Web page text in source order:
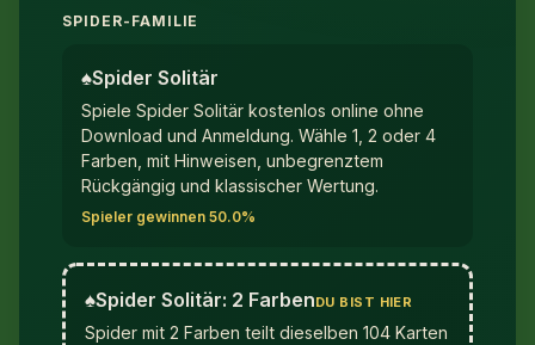
SPIDER-FAMILIE
♠︎Spider Solitär
Spiele Spider Solitär kostenlos online ohne
Download und Anmeldung. Wähle 1, 2 oder 4
Farben, mit Hinweisen, unbegrenztem
Rückgängig und klassischer Wertung.
Spieler gewinnen 50.0%
♠︎Spider Solitär: 2 FarbenDU BIST HIER
Spider mit 2 Farben teilt dieselben 104 Karten